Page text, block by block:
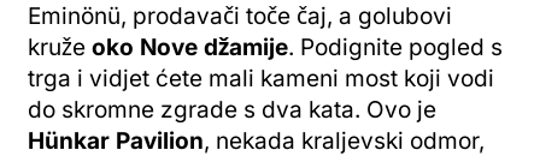
Eminönü, prodavači toče čaj, a golubovi
kruže oko Nove džamije. Podignite pogled s
trga i vidjet ćete mali kameni most koji vodi
do skromne zgrade s dva kata. Ovo je
Hünkar Pavilion, nekada kraljevski odmor,